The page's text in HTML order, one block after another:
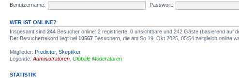
Benutzername:
Passwort:
WER IST ONLINE?
Insgesamt sind 244 Besucher online: 2 registrierte, 0 unsichtbare und 242 Gäste (basierend auf
Der Besucherrekord liegt bei 10567 Besuchern, die am So 19. Okt 2025, 05:54 zeitgleich online
Mitglieder: Predictor, Skeptiker
Legende: Administratoren Globale Moderatoren
STATISTIK